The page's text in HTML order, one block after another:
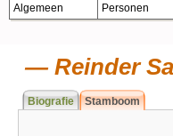
Algemeen Personen
Reinder
Biografie Stamboom